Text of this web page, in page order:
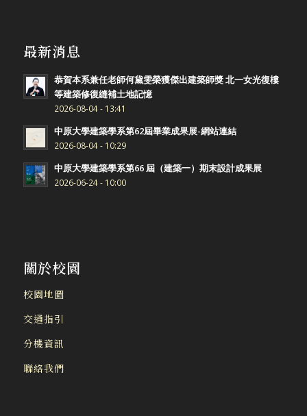
最新消息
恭賀本系兼任老師何黛雯榮獲傑出建築師獎 北一女光復樓
等建築修復縫補土地記憶
2026-08-04 - 13:41
中原大學建築學系第62屆畢業成果展-網站連結
2026-08-04 - 10:29
中原大學建築學系第66 屆（建築一）期末設計成果展
2026-06-24 - 10:00
關於校園
校園地圖
交通指引
分機資訊
聯絡我們